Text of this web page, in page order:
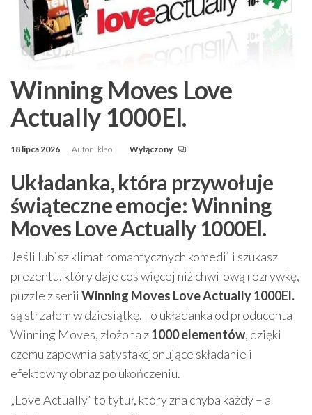
Winning Moves Love
Actually 1000El.
18 lipca 2026 Autor kleo Wyłączony
Układanka, która przywołuje
świąteczne emocje: Winning
Moves Love Actually 1000El.
Jeśli lubisz klimat romantycznych komedii i szukasz
prezentu, który daje coś więcej niż chwilową rozrywkę,
puzzle z serii Winning Moves Love Actually 1000El.
są strzałem w dziesiątkę. To układanka od producenta
Winning Moves, złożona z1000 elementów, dzięki
czemu zapewnia satysfakcjonujące składanie i
efektowny obraz po ukończeniu.
„Love Actually” to tytuł, który zna chyba każdy – a